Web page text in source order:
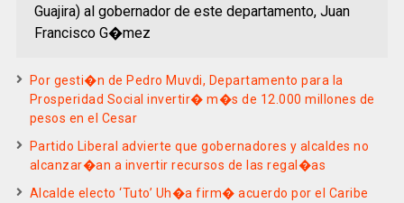
Guajira) al gobernador de este departamento, Juan
Francisco G�mez
Por gesti�n de Pedro Muvdi, Departamento para la
Prosperidad Social invertir� m�s de 12.000 millones de
pesos en el Cesar
Partido Liberal advierte que gobernadores y alcaldes no
alcanzar�an a invertir recursos de las regal�as
Alcalde electo ‘Tuto’ Uh�a firm� acuerdo por el Caribe